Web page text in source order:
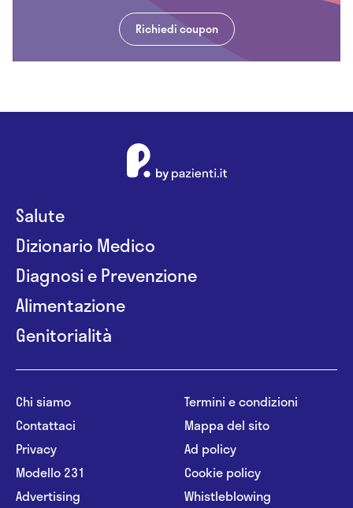
Richiedi coupon
Salute
Dizionario Medico
Diagnosi e Prevenzione
Alimentazione
Genitorialità
Chi siamo
Contattaci
Privacy
Modello 231
Advertising
Termini e condizioni
Mappa del sito
Ad policy
Cookie policy
Whistleblowing